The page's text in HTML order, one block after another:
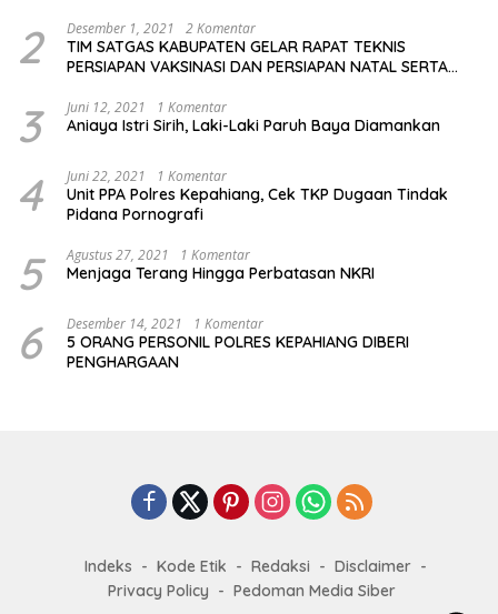
2 Desember 1, 2021 2 Komentar
TIM SATGAS KABUPATEN GELAR RAPAT TEKNIS
PERSIAPAN VAKSINASI DAN PERSIAPAN NATAL SERTA
3 Juni 12, 2021 1 Komentar
Aniaya Istri Sirih, Laki-Laki Paruh Baya Diamankan
4 Juni 22, 2021 1 Komentar
Unit PPA Polres Kepahiang, Cek TKP Dugaan Tindak
Pidana Pornografi
5 Agustus 27, 2021 1 Komentar
Menjaga Terang Hingga Perbatasan NKRI
6 Desember 14, 2021 1 Komentar
5 ORANG PERSONIL POLRES KEPAHIANG DIBERI
PENGHARGAAN
Indeks Kode Etik Redaksi
Disclaimer
Privacy Policy
Pedoman Media Siber